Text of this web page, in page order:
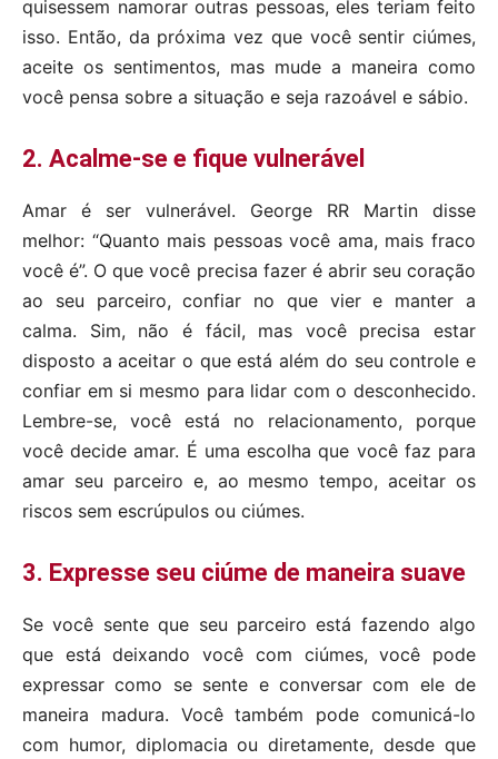
quisessem namorar outras pessoas, eles teriam feito
isso. Então, da próxima vez que você sentir ciúmes,
aceite os sentimentos, mas mude a maneira como
você pensa sobre a situação e seja razoável e sábio.
2. Acalme-se e fique vulnerável
Amar é ser vulnerável. George RR Martin disse
melhor: “Quanto mais pessoas você ama, mais fraco
você é”. O que você precisa fazer é abrir seu coração
ao seu parceiro, confiar no que vier e manter a
calma. Sim, não é fácil, mas você precisa estar
disposto a aceitar o que está além do seu controle e
confiar em si mesmo para lidar com o desconhecido.
Lembre-se, você está no relacionamento, porque
você decide amar. É uma escolha que você faz para
amar seu parceiro e, ao mesmo tempo, aceitar os
riscos sem escrúpulos ou ciúmes.
3. Expresse seu ciúme de maneira suave
Se você sente que seu parceiro está fazendo algo
que está deixando você com ciúmes, você pode
expressar como se sente e conversar com ele de
maneira madura. Você também pode comunicá-lo
com humor, diplomacia ou diretamente, desde que